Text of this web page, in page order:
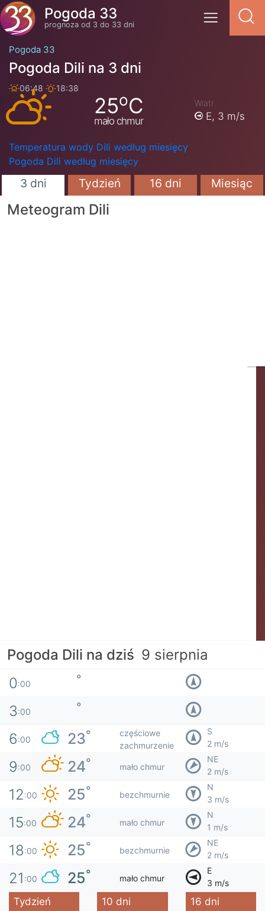
Pogoda 33
prognoza od 3 do 33 dni
Pogoda 33
Pogoda Dili na 3 dni
06:48 18:38
25oC
mało chmur
Wiatr
E, 3 m/s
Temperatura wody Dili według miesięcy
Pogoda Dili według miesięcy
3 dni Tydzień 16 dni Miesiąc
Meteogram Dili
Pogoda Dili na dziś 9 sierpnia
0:00 °
3:00 °
6:00 23°
częściowe
zachmurzenie
S
2 m/s
9:00 24° mało chmur
NE
2 m/s
12:00 25° bezchmurnie
N
3 m/s
15:00 24° mało chmur
N
1 m/s
18:00 25° bezchmurnie
NE
2 m/s
21 :00 25° mało chmur
E
3 m/s
Tydzień 10 dni
16 dni